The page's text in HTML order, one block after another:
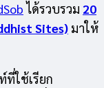
ได้รวบรวม 20
Sites) มาให้
ที่ใช้เรียก